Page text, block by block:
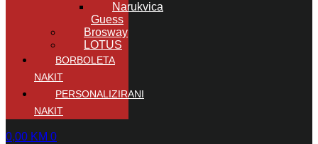
Narukvica
Guess
Brosway
LOTUS
BORBOLETA
NAKIT
PERSONALIZIRANI
NAKIT
0,00 KM 0